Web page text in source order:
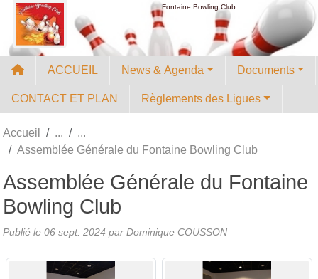
Fontaine Bowling Club
ACCUEIL News & Agenda Documents
CONTACT ET PLAN Règlements des Ligues
Accueil
Assemblée Générale du Fontaine Bowling Club
Assemblée Générale du Fontaine
Bowling Club
Publié le 06 sept. 2024 par Dominique COUSSON
Panneau de gestion des cookies